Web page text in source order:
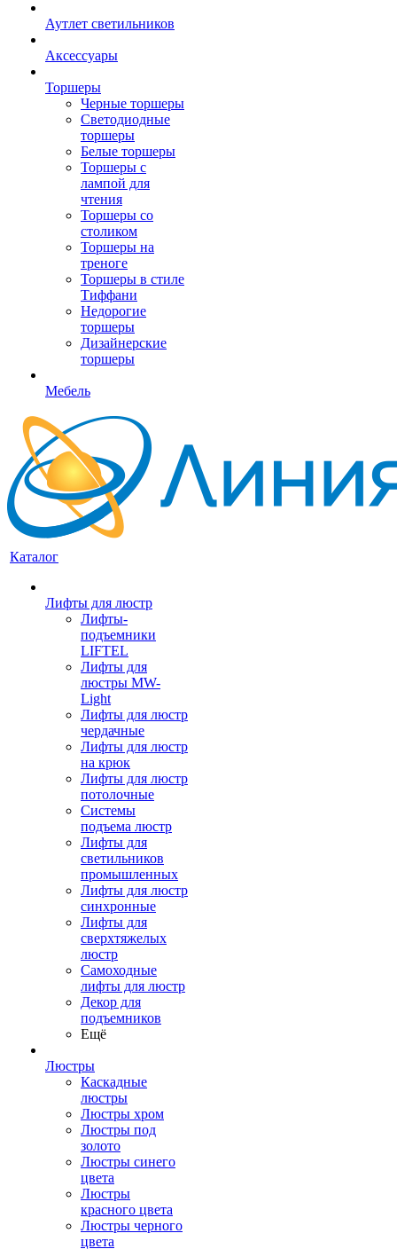
Аутлет светильников
Аксессуары
Торшеры
Черные торшеры
Светодиодные
торшеры
Белые торшеры
Торшеры с
лампой для
чтения
Торшеры со
столиком
Торшеры на
треноге
Торшеры в стиле
Тиффани
Недорогие
торшеры
Дизайнерские
торшеры
Мебель
Каталог
Лифты для люстр
Лифты-
подъемники
LIFTEL
Лифты для
люстры MW-
Light
Лифты для люстр
чердачные
Лифты для люстр
на крюк
Лифты для люстр
потолочные
Системы
подъема люстр
Лифты для
светильников
промышленных
Лифты для люстр
синхронные
Лифты для
сверхтяжелых
люстр
Самоходные
лифты для люстр
Декор для
подъемников
Ещё
Люстры
Каскадные
люстры
Люстры хром
Люстры под
золото
Люстры синего
цвета
Люстры
красного цвета
Люстры черного
цвета